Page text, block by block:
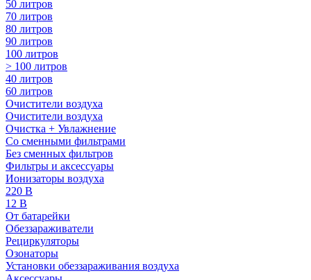
50 литров
70 литров
80 литров
90 литров
100 литров
> 100 литров
40 литров
60 литров
Очистители воздуха
Очистители воздуха
Очистка + Увлажнение
Cо сменными фильтрами
Без сменных фильтров
Фильтры и аксессуары
Ионизаторы воздуха
220 В
12 В
От батарейки
Обеззараживатели
Рециркуляторы
Озонаторы
Установки обеззараживания воздуха